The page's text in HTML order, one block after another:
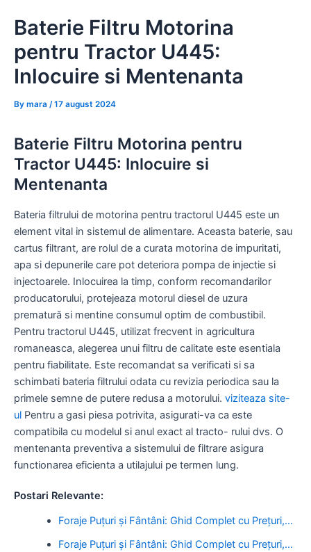
Baterie Filtru Motorina
pentru Tractor U445:
Inlocuire si Mentenanta
By mara /17 august 2024
Baterie Filtru Motorina pentru
Tractor U445: Inlocuire si
Mentenanta
Bateria filtrului de motorina pentru tractorul U445 este un
element vital in sistemul de alimentare. Aceasta baterie, sau
cartus filtrant, are rolul de a curata motorina de impuritati,
apa si depunerile care pot deteriora pompa de injectie si
injectoarele. Inlocuirea la timp, conform recomandarilor
producatorului, protejeaza motorul diesel de uzura
prematură si mentine consumul optim de combustibil.
Pentru tractorul U445, utilizat frecvent in agricultura
romaneasca, alegerea unui filtru de calitate este esentiala
pentru fiabilitate. Este recomandat sa verificati si sa
schimbati bateria filtrului odata cu revizia periodica sau la
primele semne de putere redusa a motorului. viziteaza site-
ul Pentru a gasi piesa potrivita, asigurati-va ca este
compatibila cu modelul si anul exact al tracto- rului dvs. O
mentenanta preventiva a sistemului de filtrare asigura
functionarea eficienta a utilajului pe termen lung.
Postari Relevante:
Foraje Puțuri și Fântâni: Ghid Complet cu Prețuri,…
Foraje Puțuri și Fântâni: Ghid Complet cu Prețuri,…